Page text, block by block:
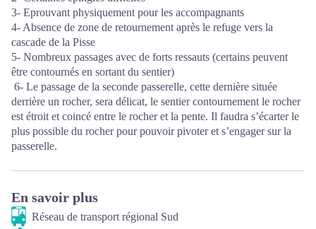
3- Eprouvant physiquement pour les accompagnants
4- Absence de zone de retournement après le refuge vers la
cascade de la Pisse
5- Nombreux passages avec de forts ressauts (certains peuvent
être contournés en sortant du sentier)
6- Le passage de la seconde passerelle, cette dernière située
derrière un rocher, sera délicat, le sentier contournement le rocher
est étroit et coincé entre le rocher et la pente. Il faudra s’écarter le
plus possible du rocher pour pouvoir pivoter et s’engager sur la
passerelle.
En savoir plus
Réseau de transport régional Sud